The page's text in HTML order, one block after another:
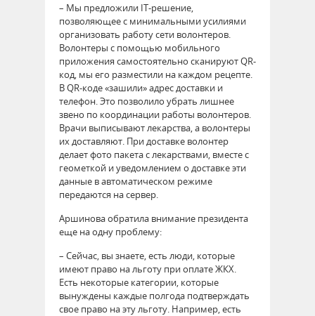
– Мы предложили IT-решение,
позволяющее с минимальными усилиями
организовать работу сети волонтеров.
Волонтеры с помощью мобильного
приложения самостоятельно сканируют QR-
код, мы его разместили на каждом рецепте.
В QR-коде «зашили» адрес доставки и
телефон. Это позволило убрать лишнее
звено по координации работы волонтеров.
Врачи выписывают лекарства, а волонтеры
их доставляют. При доставке волонтер
делает фото пакета с лекарствами, вместе с
геометкой и уведомлением о доставке эти
данные в автоматическом режиме
передаются на сервер.
Аршинова обратила внимание президента
еще на одну проблему:
– Сейчас, вы знаете, есть люди, которые
имеют право на льготу при оплате ЖКХ.
Есть некоторые категории, которые
вынуждены каждые полгода подтверждать
свое право на эту льготу. Например, есть